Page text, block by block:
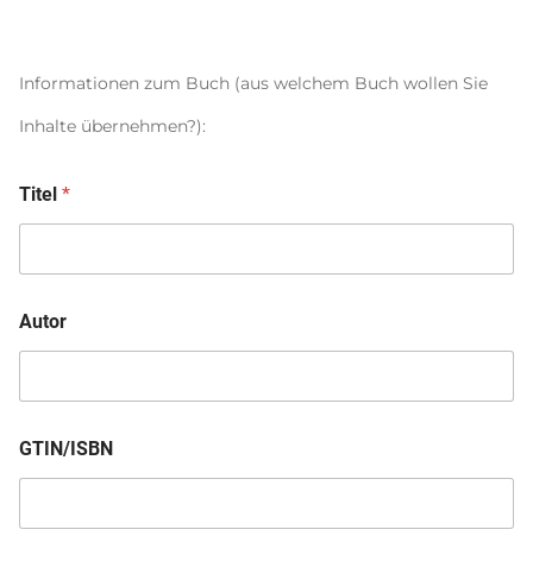
Informationen zum Buch (aus welchem Buch wollen Sie
Inhalte übernehmen?):
Titel *
Autor
GTIN/ISBN